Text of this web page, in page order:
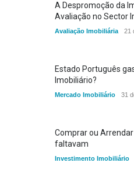
A Despromoção da
Avaliação no Sector
Avaliação Imobiliária 21
Estado Português
Imobiliário?
Mercado Imobiliário 31
Comprar ou
faltavam
Investimento Imobiliário